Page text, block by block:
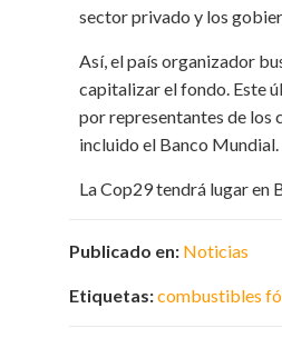
sector privado y los
Así, el país organizador
capitalizar el fondo. Este
por representantes de los
incluido el Banco Mundial.
La Cop29 tendrá lugar en
Publicado en: Noticias
Etiquetas:combustibles